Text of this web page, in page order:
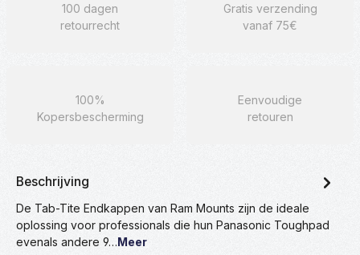
100 dagen
retourrecht
Gratis verzending
vanaf 75€
100%
Kopersbescherming
Eenvoudige
retouren
Beschrijving
De Tab-Tite Endkappen van Ram Mounts zijn de ideale
oplossing voor professionals die hun Panasonic Toughpad
evenals andere 9…Meer